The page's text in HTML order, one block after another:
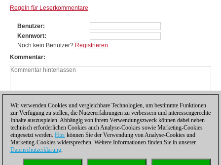
Regeln für Leserkommentare
Benutzer
Kennwort
Noch kein Benutzer? Registrieren
Kommentar
Wir verwenden Cookies und vergleichbare Technologien, um bestimmte Funktionen
zur Verfügung zu stellen, die Nutzererfahrungen zu verbessern und interessengerechte
Inhalte auszuspielen. Abhängig von ihrem Verwendungszweck können dabei neben
technisch erforderlichen Cookies auch Analyse-Cookies sowie Marketing-Cookies
eingesetzt werden. Hier können Sie der Verwendung von Analyse-Cookies und
Marketing-Cookies widersprechen. Weitere Informationen finden Sie in unserer
Datenschutzerklärung.